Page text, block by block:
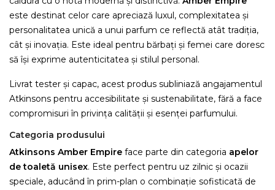
este destinat celor care apreciază luxul, complexitatea și
personalitatea unică a unui parfum ce reflectă atât tradiția,
cât și inovația. Este ideal pentru bărbați și femei care doresc
să își exprime autenticitatea și stilul personal.
Livrat tester și capac, acest produs subliniază angajamentul
Atkinsons pentru accesibilitate și sustenabilitate, fără a face
compromisuri în privința calității și esenței parfumului.
Categoria produsului
Atkinsons Amber Empire face parte din categoria apelor
de toaletă unisex. Este perfect pentru uz zilnic și ocazii
speciale, aducând în prim-plan o combinație sofisticată de